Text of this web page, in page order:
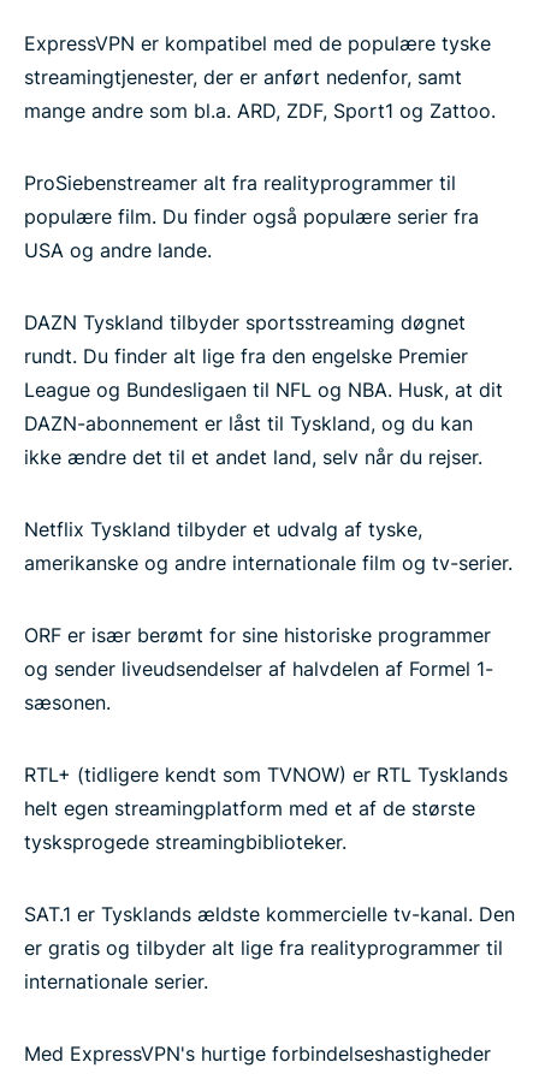
ExpressVPN er kompatibel med de populære tyske
streamingtjenester, der er anført nedenfor, samt
mange andre som bl.a. ARD, ZDF, Sport1 og Zattoo.
ProSiebenstreamer alt fra realityprogrammer til
populære film. Du finder også populære serier fra
USA og andre lande.
DAZN Tyskland tilbyder sportsstreaming døgnet
rundt. Du finder alt lige fra den engelske Premier
League og Bundesligaen til NFL og NBA. Husk, at dit
DAZN-abonnement er låst til Tyskland, og du kan
ikke ændre det til et andet land, selv når du rejser.
Netflix Tyskland tilbyder et udvalg af tyske,
amerikanske og andre internationale film og tv-serier.
ORF er især berømt for sine historiske programmer
og sender liveudsendelser af halvdelen af Formel 1-
sæsonen.
RTL+ (tidligere kendt som TVNOW) er RTL Tysklands
helt egen streamingplatform med et af de største
tysksprogede streamingbiblioteker.
SAT.1 er Tysklands ældste kommercielle tv-kanal. Den
er gratis og tilbyder alt lige fra realityprogrammer til
internationale serier.
Med ExpressVPN's hurtige forbindelseshastigheder